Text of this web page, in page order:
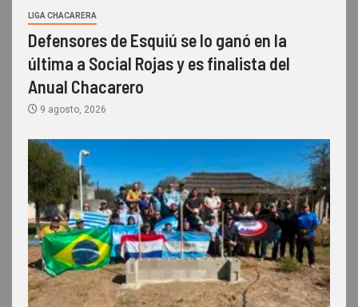
LIGA CHACARERA
Defensores de Esquiú se lo ganó en la
última a Social Rojas y es finalista del
Anual Chacarero
9 agosto, 2026